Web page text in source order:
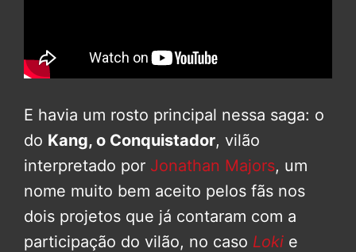
E havia um rosto principal nessa saga: o
do Kang, o Conquistador, vilão
interpretado por Jonathan Majors, um
nome muito bem aceito pelos fãs nos
dois projetos que já contaram com a
participação do vilão, no caso Loki e